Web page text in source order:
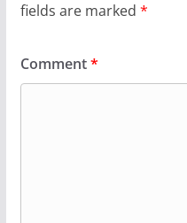
fields are marked *
Comment*